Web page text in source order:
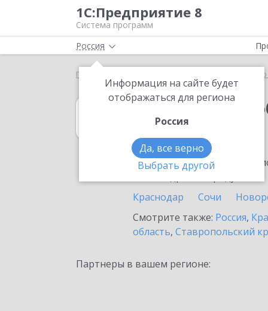
1С:Предприятие 8
Система программ
Россия
Информация на сайте будет
отображаться для региона
Россия
Да, все верно
Выбрать другой
Главная
в Крымске
Ознакомьтесь с
Краснодар
Сочи
Смотрите также: Россия,
область, Ставропольский
Партнеры в вашем регионе: